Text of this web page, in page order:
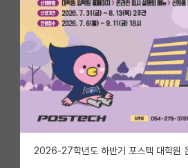
커뮤니티 홈
전체글보기
베스트 게시판
IF 명예의전당
자유 게시판(아무개랩)
미국 유학 게시판
2026-27학년도 하반기 포스텍 대학원